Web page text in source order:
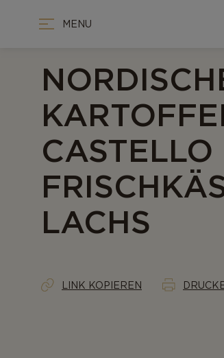
MENU
CASTELLO
LACHS
LINK KOPIEREN